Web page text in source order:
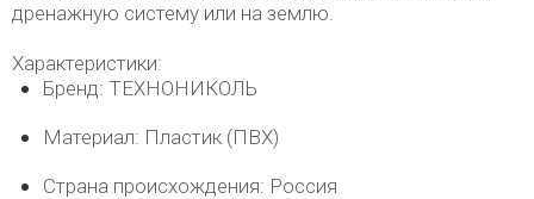
дренажную систему или на землю.
Характеристики:
Бренд: ТЕХНОНИКОЛЬ
Материал: Пластик (ПВХ)
Страна происхождения: Россия